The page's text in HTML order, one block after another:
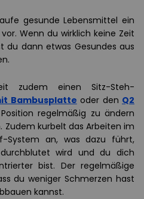
gesunde Lebensmittel ein
Wenn du wirklich keine Zeit
du dann etwas Gesundes aus
zudem einen Sitz-Steh-
Bambusplatte oder den Q2
regelmäßig zu ändern
Zudem kurbelt das Arbeiten im
System an, was dazu führt,
wird und du dich
bist. Der regelmäßige
du weniger Schmerzen hast
kannst.